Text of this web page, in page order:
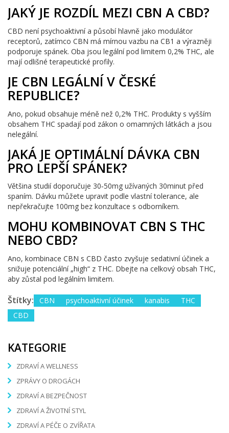
JAKÝ JE ROZDÍL MEZI CBN A CBD?
CBD není psychoaktivní a působí hlavně jako modulátor
receptorů, zatímco CBN má mírnou vazbu na CB1 a výrazněji
podporuje spánek. Oba jsou legální pod limitem 0,2% THC, ale
mají odlišné terapeutické profily.
JE CBN LEGÁLNÍ V ČESKÉ
REPUBLICE?
Ano, pokud obsahuje méně než 0,2% THC. Produkty s vyšším
obsahem THC spadají pod zákon o omamných látkách a jsou
nelegální.
JAKÁ JE OPTIMÁLNÍ DÁVKA CBN
PRO LEPŠÍ SPÁNEK?
Většina studií doporučuje 30‑50mg užívaných 30minut před
spaním. Dávku můžete upravit podle vlastní tolerance, ale
nepřekračujte 100mg bez konzultace s odborníkem.
MOHU KOMBINOVAT CBN S THC
NEBO CBD?
Ano, kombinace CBN s CBD často zvyšuje sedativní účinek a
snižuje potenciální „high“ z THC. Dbejte na celkový obsah THC,
aby zůstal pod legálním limitem.
Štítky: CBN psychoaktivní účinek kanabis
THC
CBD
KATEGORIE
ZDRAVÍ A WELLNESS
ZPRÁVY O DROGÁCH
ZDRAVÍ A BEZPEČNOST
ZDRAVÍ A ŽIVOTNÍ STYL
ZDRAVÍ A PÉČE O ZVÍŘATA